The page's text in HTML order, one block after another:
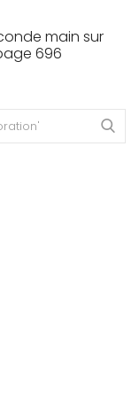
main sur
696